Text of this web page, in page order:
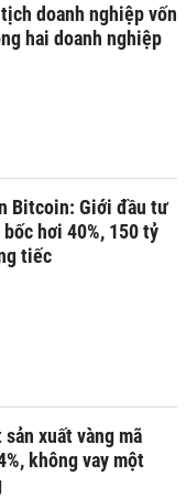
doanh nghiệp vốn
hai doanh nghiệp
Bitcoin: Giới đầu tư
hơi 40%, 150 tỷ
tiếc
xuất vàng mã
không vay một